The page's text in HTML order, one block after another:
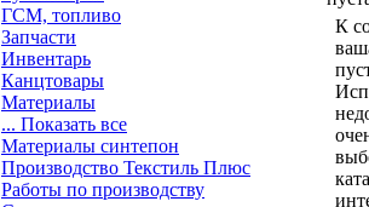
ГСМ, топливо
Запчасти
Инвентарь
Канцтовары
Материалы
... Показать все
Материалы синтепон
Производство Текстиль Плюс
Работы по производству
К